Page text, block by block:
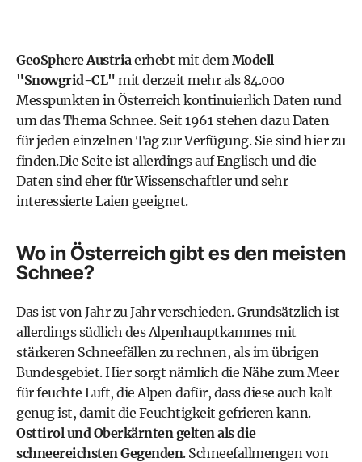
GeoSphere Austria erhebt mit dem Modell
"Snowgrid-CL" mit derzeit mehr als 84.000
Messpunkten in Österreich kontinuierlich Daten rund
um das Thema Schnee. Seit 1961 stehen dazu Daten
für jeden einzelnen Tag zur Verfügung. Sie sind hier zu
finden.Die Seite ist allerdings auf Englisch und die
Daten sind eher für Wissenschaftler und sehr
interessierte Laien geeignet.
Wo in Österreich gibt es den meisten
Schnee?
Das ist von Jahr zu Jahr verschieden. Grundsätzlich ist
allerdings südlich des Alpenhauptkammes mit
stärkeren Schneefällen zu rechnen, als im übrigen
Bundesgebiet. Hier sorgt nämlich die Nähe zum Meer
für feuchte Luft, die Alpen dafür, dass diese auch kalt
genug ist, damit die Feuchtigkeit gefrieren kann.
Osttirol und Oberkärnten gelten als die
schneereichsten Gegenden. Schneefallmengen von